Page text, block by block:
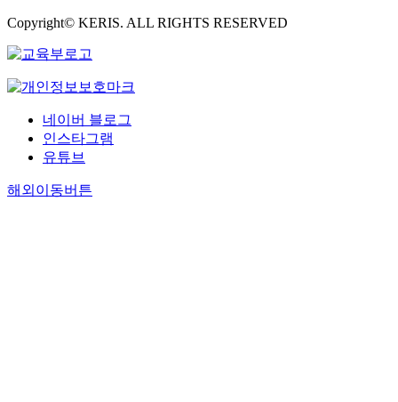
Copyright© KERIS. ALL RIGHTS RESERVED
네이버 블로그
인스타그램
유튜브
해외이동버튼